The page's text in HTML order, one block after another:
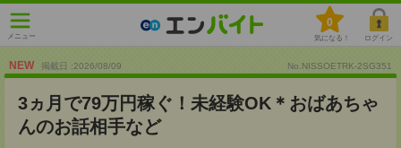
メニュー
0
気になる！ ログイン
NEW 掲載日 :2026/08/09 No.NISSOETRK-2SG351
3ヵ月で79万円稼ぐ！未経験OK＊おばあちゃ
んのお話相手など